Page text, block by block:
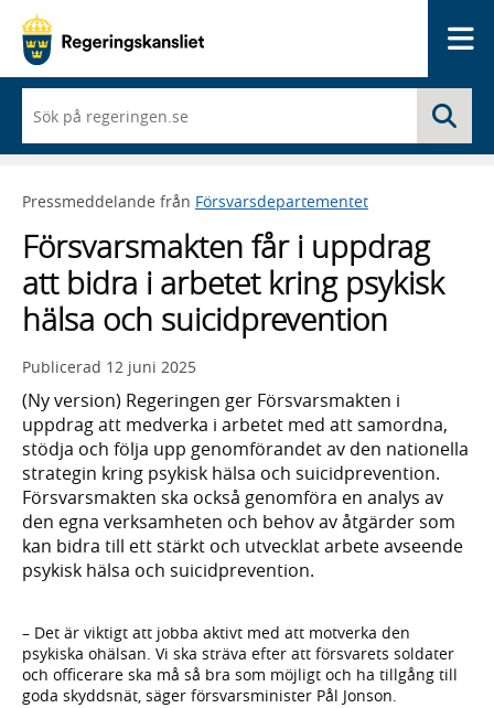
du
börjar
skriva
framträder
lista
med
sökförslag
Pressmeddelande från Försvarsdepartementet
Försvarsmakten får i uppdrag
att bidra i arbetet kring psykisk
hälsa och suicidprevention
Publicerad 12 juni 2025
(Ny version) Regeringen ger Försvarsmakten i
uppdrag att medverka i arbetet med att samordna,
stödja och följa upp genomförandet av den nationella
strategin kring psykisk hälsa och suicidprevention.
Försvarsmakten ska också genomföra en analys av
den egna verksamheten och behov av åtgärder som
kan bidra till ett stärkt och utvecklat arbete avseende
psykisk hälsa och suicidprevention.
– Det är viktigt att jobba aktivt med att motverka den
psykiska ohälsan. Vi ska sträva efter att försvarets soldater
och officerare ska må så bra som möjligt och ha tillgång till
goda skyddsnät, säger försvarsminister Pål Jonson.